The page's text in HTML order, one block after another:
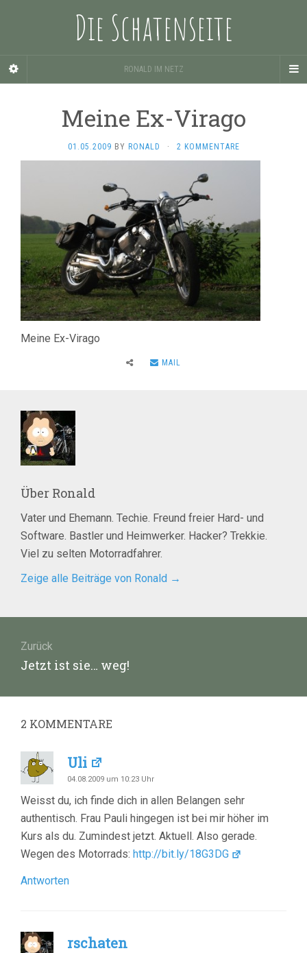
Die Schatenseite
RONALD IM NETZ
Meine Ex-Virago
01.05.2009 BY RONALD · 2 KOMMENTARE
Meine Ex-Virago
MAIL
Über Ronald
Vater und Ehemann. Techie. Freund freier Hard- und
Software. Bastler und Heimwerker. Hacker? Trekkie.
Viel zu selten Motorradfahrer.
Zeige alle Beiträge von Ronald →
Zurück
Vorheriger
Jetzt ist sie… weg!
2 KOMMENTARE
Uli
04.08.2009 um 10:23 Uhr
Weisst du, ich finde dich in allen Belangen sehr
authentisch. Frau Pauli hingegen ist bei mir höher im
Kurs als du. Zumindest jetzt. Aktuell. Also gerade.
Wegen des Motorrads: http://bit.ly/18G3DG
Antworten
rschaten